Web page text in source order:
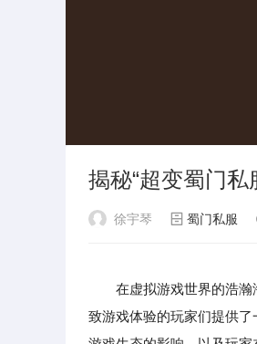
揭秘“超变蜀门
徐宇琴 蜀门私服
在虚拟游戏世界的浩瀚
致游戏体验的玩家们提供